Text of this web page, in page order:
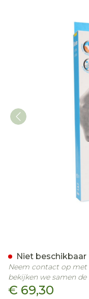
€ 69,30
Niet beschikbaar
Neem contact op met
bekijken we samen